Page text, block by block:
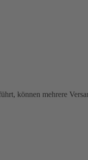
können mehrere